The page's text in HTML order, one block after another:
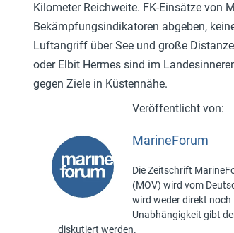
Kilometer Reichweite. FK-Einsätze von
Bekämpfungsindikatoren abgeben,
Luftangriff über See und große
oder Elbit Hermes sind im
gegen Ziele in Küstennähe.
MarineForum
Die Zeitschrift
(MOV) wird vom
wird weder direkt
Unabhängigkeit gibt
diskutiert werden.